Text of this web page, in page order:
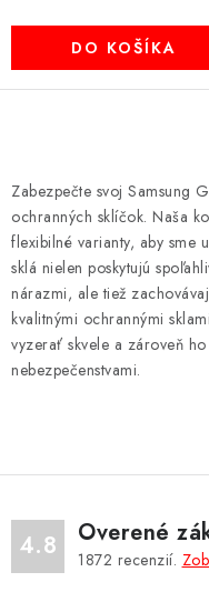
DO KOŠÍKA
v
l
á
d
a
c
i
e
v
y
v
Zabezpečte svoj Samsung
ochranných sklíčok. Naša
flexibilné varianty, aby sme
sklá nielen poskytujú
nárazmi, ale tiež
kvalitnými ochrannými
vyzerať skvele a zároveň
nebezpečenstvami.
4.8 Overené
1872 recenzií.